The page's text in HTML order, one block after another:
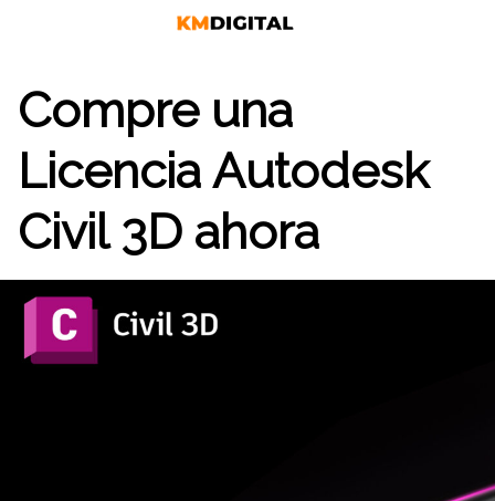
Compre una
Licencia Autodesk
Civil 3D ahora